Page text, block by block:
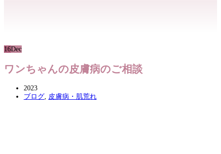
16Dec
ワンちゃんの皮膚病のご相談
2023
ブログ, 皮膚病・肌荒れ